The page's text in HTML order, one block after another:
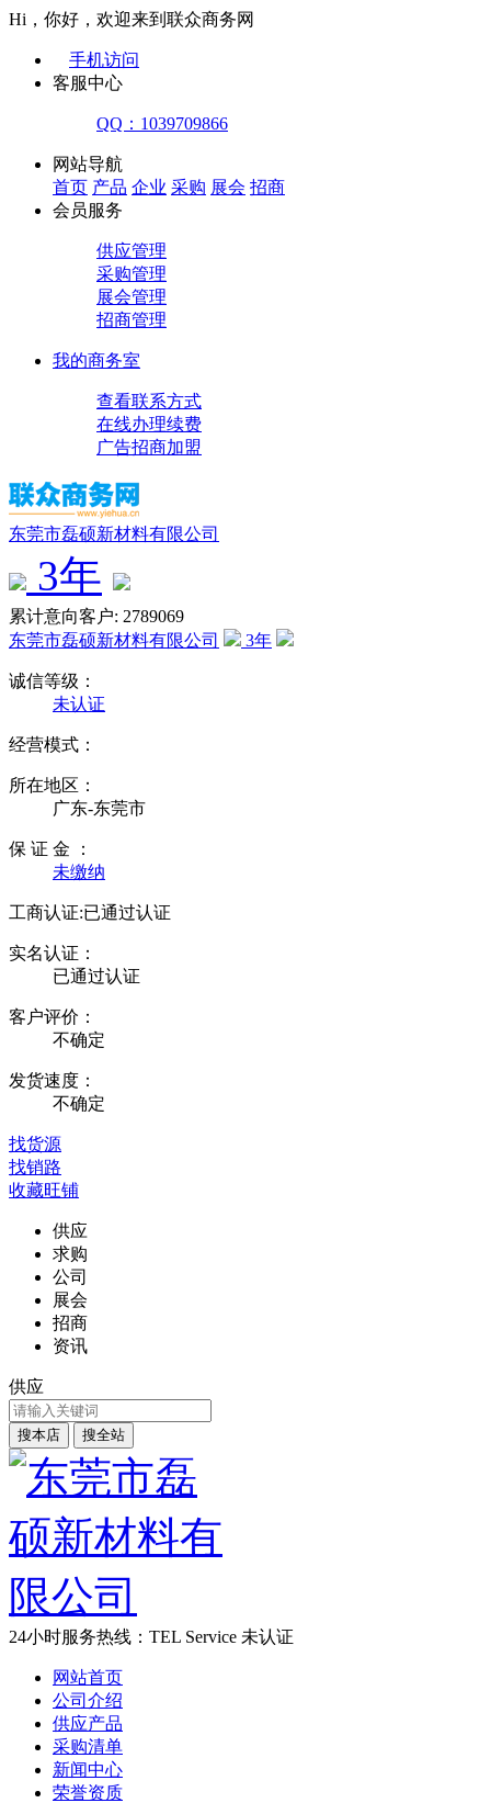
Hi，你好，欢迎来到联众商务网
手机访问
客服中心
QQ：1039709866
网站导航
首页 产品 企业 采购 展会 招商
会员服务
供应管理
采购管理
展会管理
招商管理
我的商务室
查看联系方式
在线办理续费
广告招商加盟
东莞市磊硕新材料有限公司
3年
累计意向客户: 2789069
东莞市磊硕新材料有限公司
3年
诚信等级：
未认证
经营模式：
所在地区：
广东-东莞市
保 证 金 ：
未缴纳
工商认证:已通过认证
实名认证：
已通过认证
客户评价：
不确定
发货速度：
不确定
找货源
找销路
收藏旺铺
供应
求购
公司
展会
招商
资讯
供应
24小时服务热线： TEL Service 未认证
网站首页
公司介绍
供应产品
采购清单
新闻中心
荣誉资质